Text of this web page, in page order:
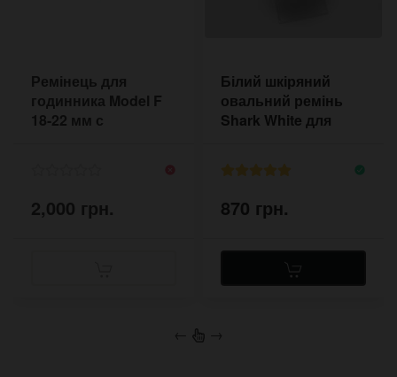
Ремінець для
годинника Model F
18-22 мм с
2,000 грн.
Білий шкіряний
овальний ремінь
Shark White для
870 грн.
← →